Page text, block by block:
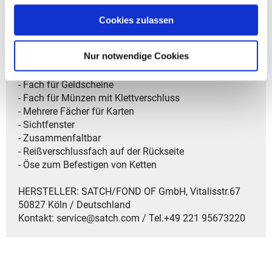
Cookies zulassen
Nur notwendige Cookies
Satch Zubehör
- Gewicht: 60 g
- Größe: 13x2x8,5 cm (BxTxH)
- Material: aus recycelten PET-Flaschen
- Fach für Geldscheine
- Fach für Münzen mit Klettverschluss
- Mehrere Fächer für Karten
- Sichtfenster
- Zusammenfaltbar
- Reißverschlussfach auf der Rückseite
- Öse zum Befestigen von Ketten
HERSTELLER: SATCH/FOND OF GmbH, Vitalisstr.67
50827 Köln / Deutschland
Kontakt: service@satch.com / Tel.+49 221 95673220